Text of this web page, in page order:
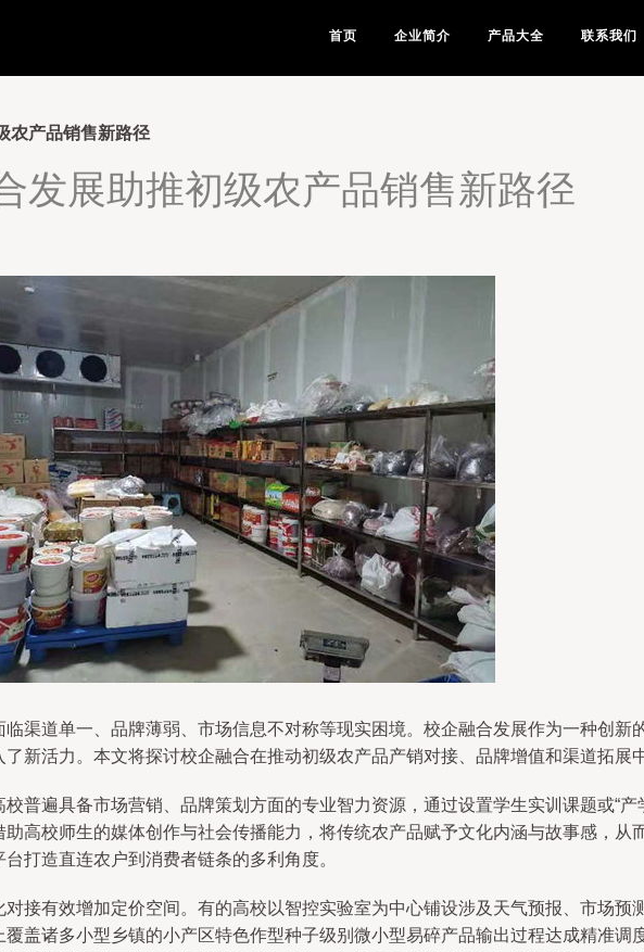
首页 企业简介 产品大全 联系我们
农产品销售新路径
发展助推初级农产品销售新路径
渠道单一、品牌薄弱、市场信息不对称等现实困境。校企融合发展作为一种创新
新活力。本文将探讨校企融合在推动初级农产品产销对接、品牌增值和渠道拓展
普遍具备市场营销、品牌策划方面的专业智力资源，通过设置学生实训课题或“产
高校师生的媒体创作与社会传播能力，将传统农产品赋予文化内涵与故事感，从
打造直连农户到消费者链条的多利角度。
接有效增加定价空间。有的高校以智控实验室为中心铺设涉及天气预报、市场预
盖诸多小型乡镇的小产区特色作型种子级别微小型易碎产品输出过程达成精准调